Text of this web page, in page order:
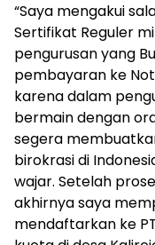
“Saya mengakui
Sertifikat Reguler
pengurusan yang
pembayaran ke
karena dalam
bermain dengan
segera
birokrasi di
wajar. Setelah
akhirnya saya
mendaftarkan ke